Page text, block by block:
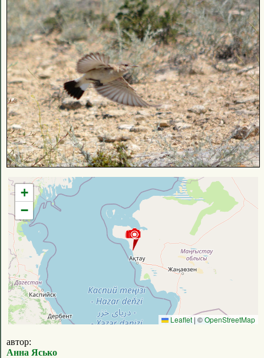
+
−
Leaflet | ©OpenStreetMap
автор:
Анна Ясько